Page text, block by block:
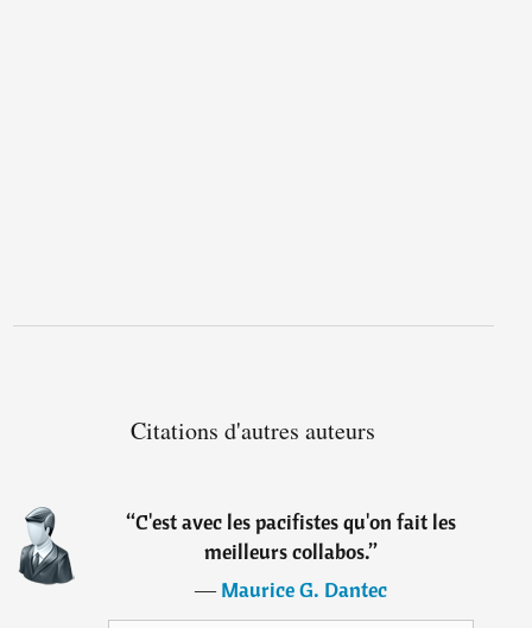
Citations d'autres auteurs
“C'est avec les pacifistes qu'on fait les
meilleurs collabos.”
―Maurice G. Dantec